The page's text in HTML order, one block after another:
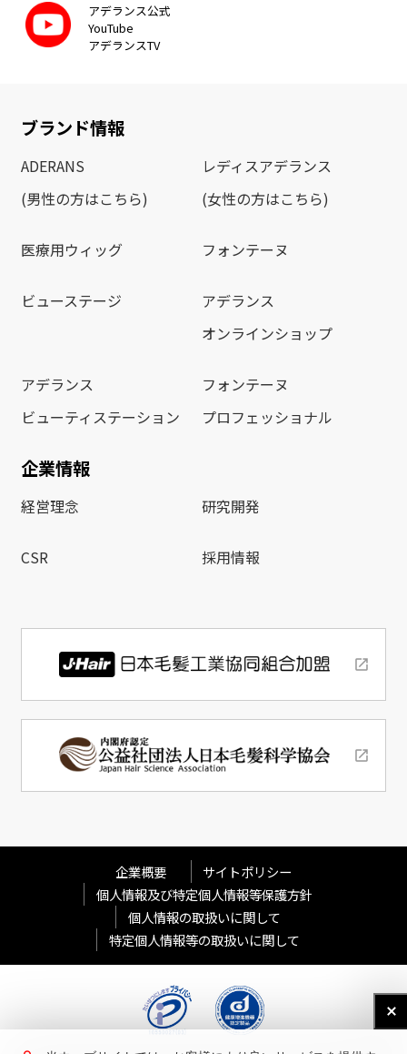
アデランス公式
YouTube
アデランスTV
ブランド情報
ADERANS
(男性の方はこちら)
レディスアデランス
(女性の方はこちら)
医療用ウィッグ フォンテーヌ
ビューステージ
アデランス
オンラインショップ
アデランス
ビューティステーション
フォンテーヌ
プロフェッショナル
企業情報
経営理念 研究開発
CSR 採用情報
企業概要
サイトポリシー
個人情報及び特定個人情報等保護方針
個人情報の取扱いに関して
特定個人情報等の取扱いに関して